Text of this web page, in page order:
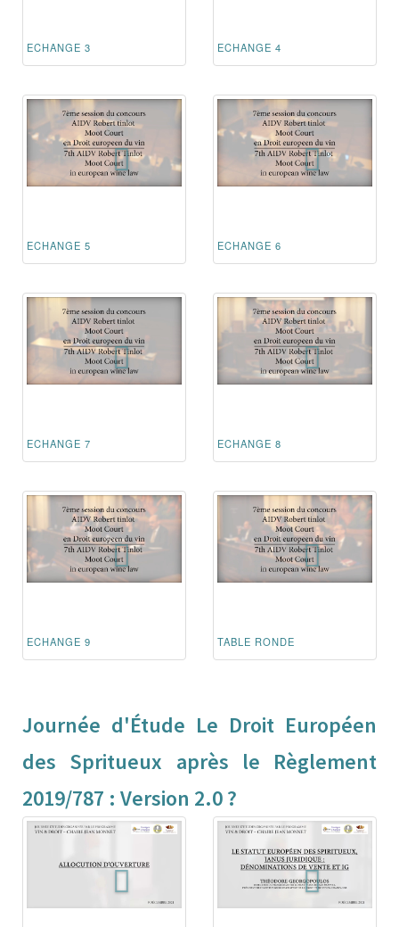
ECHANGE 3 ECHANGE 4
ECHANGE 5 ECHANGE 6
ECHANGE 7 ECHANGE 8
ECHANGE 9 TABLE RONDE
Journée d'Étude Le Droit Européen
des Spritueux après le Règlement
2019/787 : Version 2.0 ?